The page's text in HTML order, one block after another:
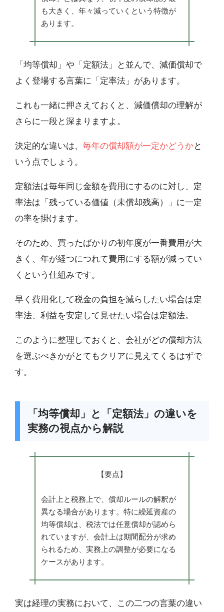
も大きく、年々減っていくという特徴が
あります。
「均等償却」や「定額法」と並んで、減価償却で
よく登場する言葉に「定率法」があります。
これも一緒に押さえておくと、減価償却の理解が
さらに一段と深まりますよ。
決定的な違いは、 毎年の償却額が一定かどうかと
いう点でしょう。
定額法は毎年同じ金額を費用にするのに対し、定
率法は「残っている価値（未償却残高）」に一定
の率を掛けます。
そのため、買ったばかりの初年度が一番費用が大
きく、年が経つにつれて費用にする額が減ってい
くという仕組みです。
早く費用化して税金の負担を減らしたい場合は定
率法、利益を安定して見せたい場合は定額法。
このように整理しておくと、会社がどの償却方法
を選ぶべきかがとてもクリアに見えてくるはずで
す。
「均等償却」と「定額法」の違いを
実務の視点から解説
【要点】
会計上と税務上で、償却ルールの解釈が
異なる場合があります。特に繰延資産の
均等償却は、税法では任意償却が認めら
れていますが、会計上は期間配分が求め
られるため、実務上の調整が必要になる
ケースがあります。
実は経理の実務において、この二つの言葉の違い